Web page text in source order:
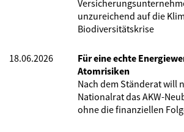
unzureichend auf die
Biodiversitätskrise
18.06.2026
Für eine echte
Atomrisiken
Nach dem Ständerat will
Nationalrat das AKW-
ohne die finanziellen